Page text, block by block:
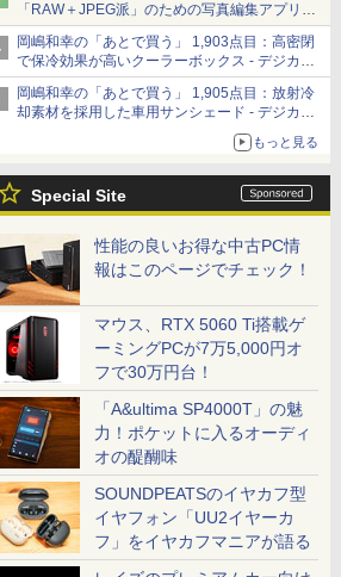
「RAW＋JPEG派」のための写真編集アプリ
カメラデフォルトのJPEGを大切にする
「Filmator」
岡嶋和幸の「あとで買う」 1,903点目：高密閉
で保冷効果が高いクーラーボックス - デジカメ
Watch
岡嶋和幸の「あとで買う」 1,905点目：放射冷
却素材を採用した車用サンシェード - デジカメ
もっと見る
Special Site
性能の良いお得な中古PC情
報はこのページでチェック！
マウス、RTX 5060 Ti搭載ゲ
ーミングPCが7万5,000円オ
フで30万円台！
「A&ultima SP4000T」の魅
力！ポケットに入るオーディ
オの醍醐味
SOUNDPEATSのイヤカフ型
イヤフォン「UU2イヤーカ
フ」をイヤカフマニアが語る